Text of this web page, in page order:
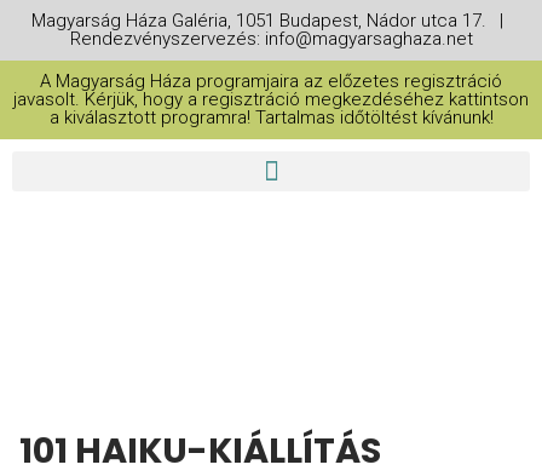
Magyarság Háza Galéria, 1051 Budapest, Nádor utca 17. |
Rendezvényszervezés: info@magyarsaghaza.net
A Magyarság Háza programjaira az előzetes regisztráció
javasolt. Kérjük, hogy a regisztráció megkezdéséhez kattintson
a kiválasztott programra! Tartalmas időtöltést kívánunk!
101 HAIKU-KIÁLLÍTÁS